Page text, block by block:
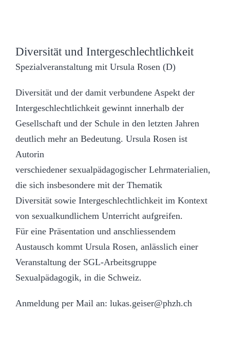
Diversität und Intergeschlechtlichkeit
Spezialveranstaltung mit Ursula Rosen (D)
Diversität und der damit verbundene Aspekt der
Intergeschlechtlichkeit gewinnt innerhalb der
Gesellschaft und der Schule in den letzten Jahren
deutlich mehr an Bedeutung. Ursula Rosen ist
Autorin
verschiedener sexualpädagogischer Lehrmaterialien,
die sich insbesondere mit der Thematik
Diversität sowie Intergeschlechtlichkeit im Kontext
von sexualkundlichem Unterricht aufgreifen.
Für eine Präsentation und anschliessendem
Austausch kommt Ursula Rosen, anlässlich einer
Veranstaltung der SGL-Arbeitsgruppe
Sexualpädagogik, in die Schweiz.
Anmeldung per Mail an: lukas.geiser@phzh.ch